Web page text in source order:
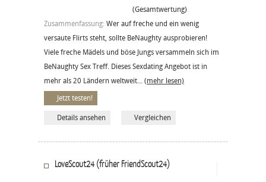
(Gesamtwertung)
Zusammenfassung: Wer auf freche und ein wenig
versaute Flirts steht, sollte BeNaughty ausprobieren!
Viele freche Mädels und böse Jungs versammeln sich im
BeNaughty Sex Treff. Dieses Sexdating Angebot ist in
mehr als 20 Ländern weltweit... (mehr lesen)
Jetzt testen!
Details ansehen Vergleichen
LoveScout24 (früher FriendScout24)